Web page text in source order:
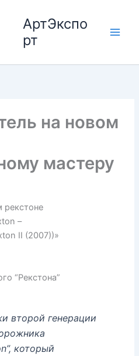
АртЭкспо
рт
на новом
мастеру
рекстоне
–
II (2007))»
“Рекстона”
второй генерации
который